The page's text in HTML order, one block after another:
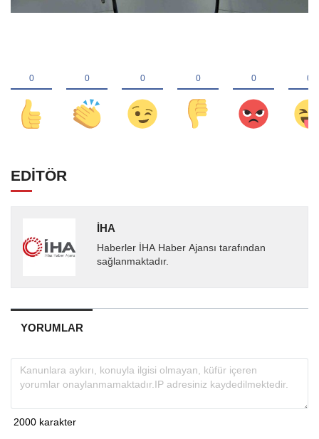
EDİTÖR
İHA
Haberler İHA Haber Ajansı tarafından
sağlanmaktadır.
YORUMLAR